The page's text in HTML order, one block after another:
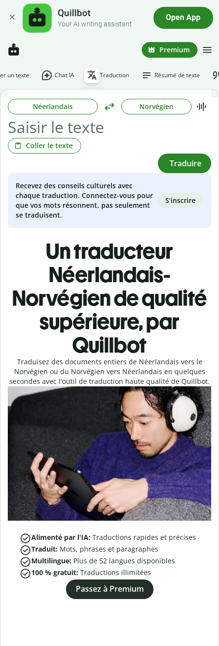
Quillbot
Your AI writing assistant
Open App
Premium
un texte Chat IA Traduction Résumé de texte
Néerlandais Norvégien
Coller le texte
Traduire
Recevez des conseils culturels avec
chaque traduction. Connectez-vous pour
que vos mots résonnent, pas seulement
se traduisent.
S’inscrire
Un traducteur
Néerlandais-
Norvégien de qualité
supérieure, par
Quillbot
Traduisez des documents entiers de Néerlandais vers le
Norvégien ou du Norvégien vers Néerlandais en quelques
secondes avec l'outil de traduction haute qualité de Quillbot.
Alimenté par l'IA: Traductions rapides et précises
Traduit: Mots, phrases et paragraphes
Multilingue: Plus de 52 langues disponibles
100 % gratuit: Traductions illimitées
Passez à Premium